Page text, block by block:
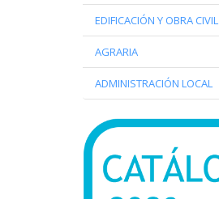
EDIFICACIÓN Y OBRA CIVIL
AGRARIA
ADMINISTRACIÓN LOCAL